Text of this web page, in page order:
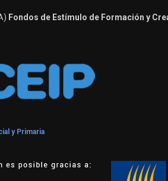
Fondos de Estímulo de Formación y
y Primaria